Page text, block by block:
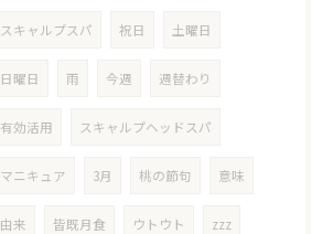
スキャルプスパ 祝日 土曜日
日曜日 雨 今週 週替わり
有効活用 スキャルプヘッドスパ
マニキュア 3月 桃の節句 意味
由来 皆既月食 ウトウト zzz